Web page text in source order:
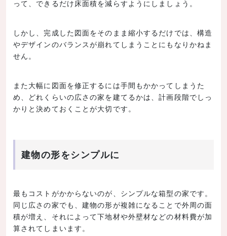
って、できるだけ床面積を減らすようにしましょう。
しかし、完成した図面をそのまま縮小するだけでは、構造
やデザインのバランスが崩れてしまうことにもなりかねま
せん。
また大幅に図面を修正するには手間もかかってしまうた
め、どれくらいの広さの家を建てるかは、計画段階でしっ
かりと決めておくことが大切です。
建物の形をシンプルに
最もコストがかからないのが、シンプルな箱型の家です。
同じ広さの家でも、建物の形が複雑になることで外周の面
積が増え、それによって下地材や外壁材などの材料費が加
算されてしまいます。